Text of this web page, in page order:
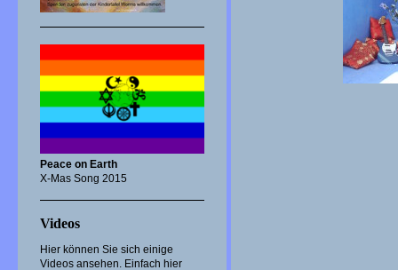
Peace on Earth
X-Mas Song 2015
Videos
Hier können Sie sich einige
Videos ansehen. Einfach hier